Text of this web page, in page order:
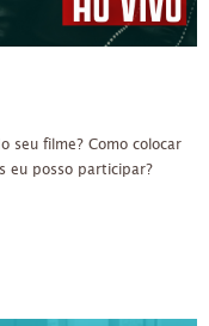
seu filme? Como colocar
eu posso participar?